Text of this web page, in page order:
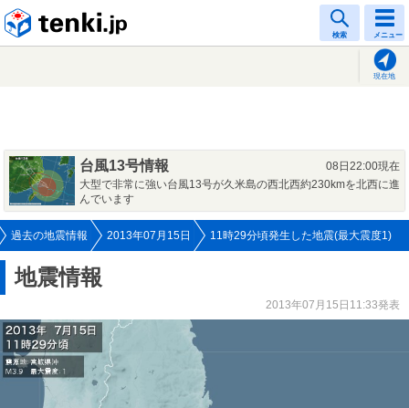
検索 メニュー
現在地
台風13号情報
08日22:00現在
大型で非常に強い台風13号が久米島の西北西約230kmを北西に進
んでいます
過去の地震情報 2013年07月15日 11時29分頃発生した地震(最大震度1)
地震情報
2013年07月15日11:33発表